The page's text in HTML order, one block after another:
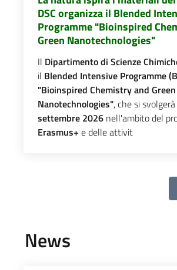
DSC organizza il Blended
Programme "Bioinspired
Green Nanotechnologies"
Il Dipartimento di Scienze
il Blended Intensive Programme
"Bioinspired Chemistry and Green
Nanotechnologies", che si svolgerà
settembre 2026 nell'ambito del
Erasmus+ e delle attivit
News